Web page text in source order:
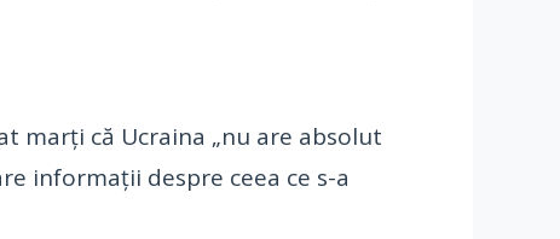
marţi că Ucraina „nu are absolut
informaţii despre ceea ce s-a